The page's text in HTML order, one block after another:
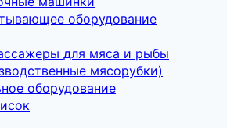
оборудование
для мяса и рыбы
мясорубки)
оборудование